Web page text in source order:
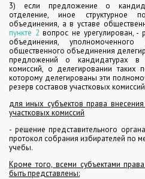
3) если предложение о
отделение, иное структурное
объединения, а в уставе
пункте 2 вопрос не урегулирован, -
объединения,
общественного объединения
предложений о кандидатурах в
комиссий, о делегировании таких
которому делегированы эти
резерв составов участковых
для иных субъектов права
участковых комиссий
- решение представительного
протокол собрания избирателей по
учебы.
Кроме того, всеми субъектами
быть представлены: